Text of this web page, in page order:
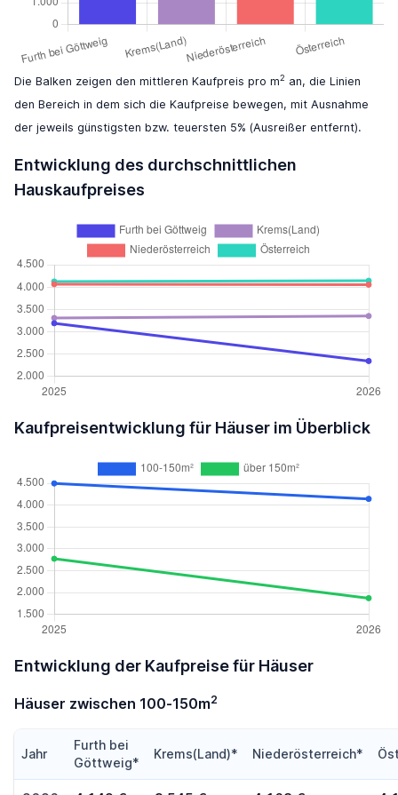
Die Balken zeigen den mittleren Kaufpreis pro m2 an, die Linien
den Bereich in dem sich die Kaufpreise bewegen, mit Ausnahme
der jeweils günstigsten bzw. teuersten 5% (Ausreißer entfernt).
Entwicklung des durchschnittlichen
Hauskaufpreises
Kaufpreisentwicklung für Häuser im Überblick
Entwicklung der Kaufpreise für Häuser
Häuser zwischen 100-150m2
Jahr
Furth bei
Göttweig*
Krems(Land)* Niederösterreich*